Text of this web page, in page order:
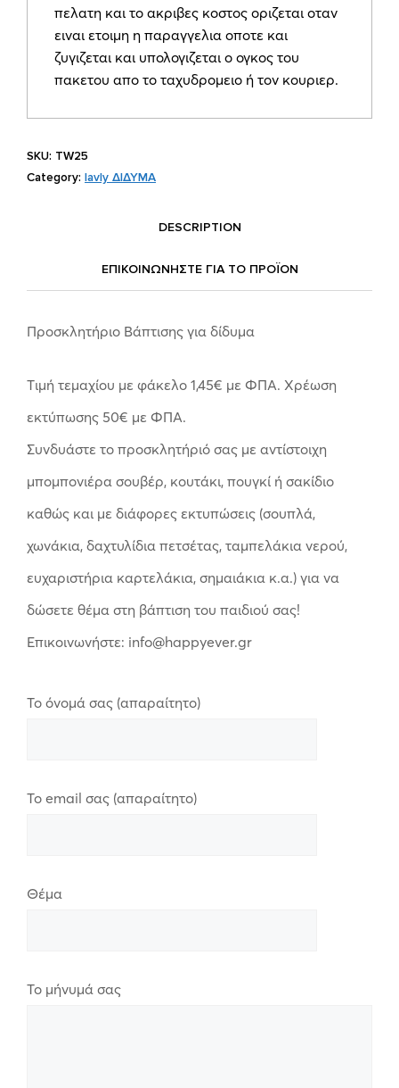
πελατη και το ακριβες κοστος οριζεται οταν
ειναι ετοιμη η παραγγελια οποτε και
ζυγιζεται και υπολογιζεται ο ογκος του
πακετου απο το ταχυδρομειο ή τον κουριερ.
SKU: TW25
Category: lavly ΔΙΔΥΜΑ
DESCRIPTION
ΕΠΙΚΟΙΝΩΝΗΣΤΕ ΓΙΑ ΤΟ ΠΡΟΪOΝ
Προσκλητήριο Βάπτισης για δίδυμα
Tιμή τεμαχίου με φάκελο 1,45€ με ΦΠΑ. Χρέωση
εκτύπωσης 50€ με ΦΠΑ.
Συνδυάστε το προσκλητήριό σας με αντίστοιχη
μπομπονιέρα σουβέρ, κουτάκι, πουγκί ή σακίδιο
καθώς και με διάφορες εκτυπώσεις (σουπλά,
χωνάκια, δαχτυλίδια πετσέτας, ταμπελάκια νερού,
ευχαριστήρια καρτελάκια, σημαιάκια κ.α.) για να
δώσετε θέμα στη βάπτιση του παιδιού σας!
Επικοινωνήστε: info@happyever.gr
Το όνομά σας (απαραίτητο)
Το email σας (απαραίτητο)
Θέμα
Το μήνυμά σας